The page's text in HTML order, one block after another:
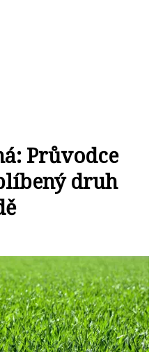
Průvodce
druh